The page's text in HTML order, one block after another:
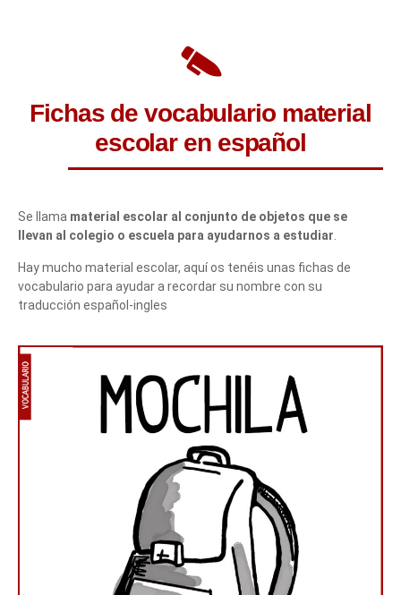
Fichas de vocabulario material
escolar en español
Se llama material escolar al conjunto de objetos que se
llevan al colegio o escuela para ayudarnos a estudiar.
Hay mucho material escolar, aquí os tenéis unas fichas de
vocabulario para ayudar a recordar su nombre con su
traducción español-ingles